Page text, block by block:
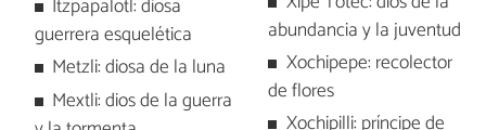
Itzpapalotl: diosa
guerrera esquelética
Metzli: diosa de la luna
Mextli: dios de la guerra
abundancia y la juventud
Xochipepe: recolector
de flores